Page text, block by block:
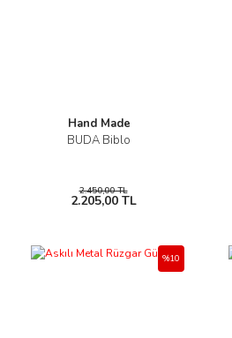
Hand Made
BUDA Biblo
2.450,00 TL
2.205,00 TL
%10